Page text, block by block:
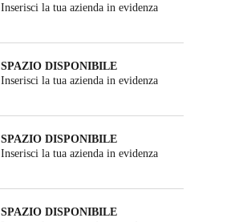
Inserisci la tua azienda in evidenza
SPAZIO DISPONIBILE
Inserisci la tua azienda in evidenza
SPAZIO DISPONIBILE
Inserisci la tua azienda in evidenza
SPAZIO DISPONIBILE